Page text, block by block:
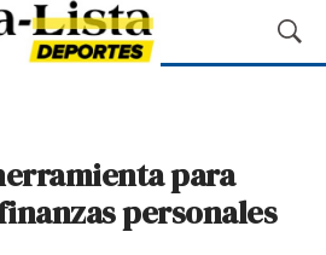
M
o
para
personales